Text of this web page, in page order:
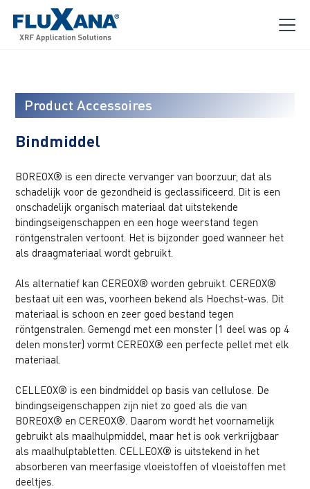
Product Accessoires
Bindmiddel
BOREOX® is een directe vervanger van boorzuur, dat als
schadelijk voor de gezondheid is geclassificeerd. Dit is een
onschadelijk organisch materiaal dat uitstekende
bindingseigenschappen en een hoge weerstand tegen
röntgenstralen vertoont. Het is bijzonder goed wanneer het
als draagmateriaal wordt gebruikt.
Als alternatief kan CEREOX® worden gebruikt. CEREOX®
bestaat uit een was, voorheen bekend als Hoechst-was. Dit
materiaal is schoon en zeer goed bestand tegen
röntgenstralen. Gemengd met een monster (1 deel was op 4
delen monster) vormt CEREOX® een perfecte pellet met elk
materiaal.
CELLEOX® is een bindmiddel op basis van cellulose. De
bindingseigenschappen zijn niet zo goed als die van
BOREOX® en CEREOX®. Daarom wordt het voornamelijk
gebruikt als maalhulpmiddel, maar het is ook verkrijgbaar
als maalhulptabletten. CELLEOX® is uitstekend in het
absorberen van meerfasige vloeistoffen of vloeistoffen met
deeltjes.